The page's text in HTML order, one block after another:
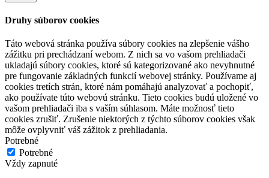
Druhy súborov cookies
Táto webová stránka používa súbory cookies na zlepšenie vášho
zážitku pri prechádzaní webom. Z nich sa vo vašom prehliadači
ukladajú súbory cookies, ktoré sú kategorizované ako nevyhnutné
pre fungovanie základných funkcií webovej stránky. Používame aj
cookies tretích strán, ktoré nám pomáhajú analyzovať a pochopiť,
ako používate túto webovú stránku. Tieto cookies budú uložené vo
vašom prehliadači iba s vaším súhlasom. Máte možnosť tieto
cookies zrušiť. Zrušenie niektorých z týchto súborov cookies však
môže ovplyvniť váš zážitok z prehliadania.
Potrebné
Potrebné
Vždy zapnuté